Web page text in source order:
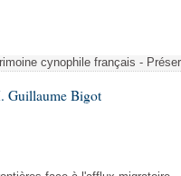
cynophile français -
Guillaume Bigot